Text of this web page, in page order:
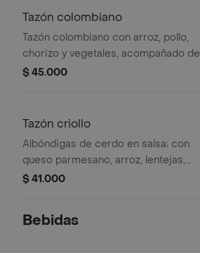
Tazón colombiano
Tazón colombiano con arroz, pollo,
chorizo y vegetales, acompañado de
papas crocantes.
$ 45.000
Tazón criollo
Albóndigas de cerdo en salsa; con
queso parmesano, arroz, lentejas,
tomates en chimichurri, maduritos y
$ 41.000
Bebidas